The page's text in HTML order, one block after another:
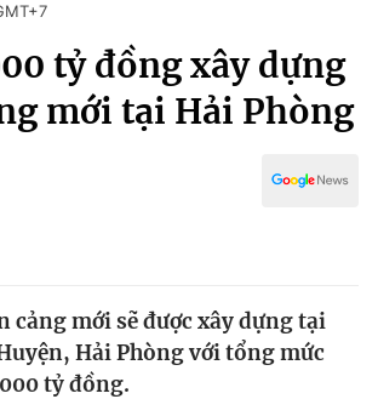
tỷ đồng xây dựng
mới tại Hải Phòng
cảng mới sẽ được xây dựng tại
Hải Phòng với tổng mức
tỷ đồng.